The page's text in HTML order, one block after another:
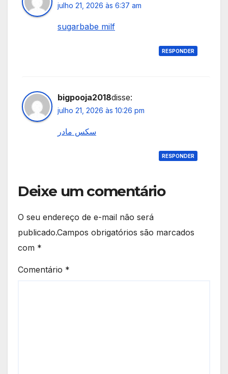
julho 21, 2026 às 6:37 am
sugarbabe milf
RESPONDER
bigpooja2018disse:
julho 21, 2026 às 10:26 pm
سکس مادر
RESPONDER
Deixe um comentário
O seu endereço de e-mail não será
publicado.Campos obrigatórios são marcados
com *
Comentário *